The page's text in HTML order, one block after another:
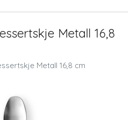
Metall 16,8
Metall 16,8 cm